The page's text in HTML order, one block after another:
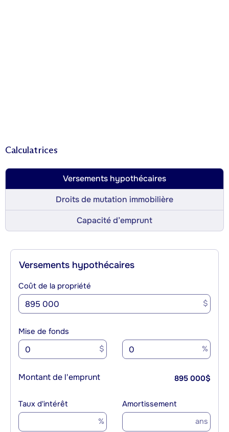
Calculatrices
Versements hypothécaires
Droits de mutation immobilière
Capacité d’emprunt
Versements hypothécaires
Coût de la propriété
$
Mise de fonds
$ %
Montant de l'emprunt 895 000$
Taux d'intérêt
%
Amortissement
ans